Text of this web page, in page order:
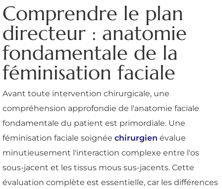
Comprendre le plan
directeur : anatomie
fondamentale de la
féminisation faciale
Avant toute intervention chirurgicale, une
compréhension approfondie de l'anatomie faciale
fondamentale du patient est primordiale. Une
féminisation faciale soignée chirurgien évalue
minutieusement l'interaction complexe entre l'os
sous-jacent et les tissus mous sus-jacents. Cette
évaluation complète est essentielle, car les différences